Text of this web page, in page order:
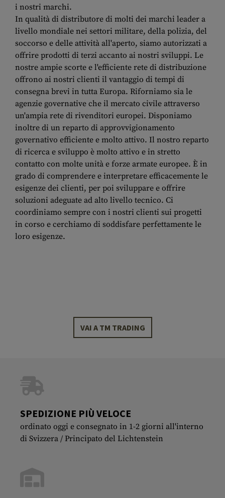
i nostri marchi.
In qualità di distributore di molti dei marchi leader a
livello mondiale nei settori militare, della polizia, del
soccorso e delle attività all'aperto, siamo autorizzati a
offrire prodotti di terzi accanto ai nostri sviluppi. Le
nostre ampie scorte e l'efficiente rete di distribuzione
offrono ai nostri clienti il vantaggio di tempi di
consegna brevi in tutta Europa. Riforniamo sia le
agenzie governative che il mercato civile attraverso
un'ampia rete di rivenditori europei. Disponiamo
inoltre di un reparto di approvvigionamento
governativo efficiente e molto attivo. Il nostro reparto
di ricerca e sviluppo è molto attivo e in stretto
contatto con molte unità e forze armate europee. È in
grado di comprendere e interpretare efficacemente le
esigenze dei clienti, per poi sviluppare e offrire
soluzioni adeguate ad alto livello tecnico. Ci
coordiniamo sempre con i nostri clienti sui progetti
in corso e cerchiamo di soddisfare perfettamente le
loro esigenze.
VAI A TM TRADING
SPEDIZIONE PIÙ VELOCE
ordinato oggi e consegnato in 1-2 giorni all'interno
di Svizzera / Principato del Lichtenstein